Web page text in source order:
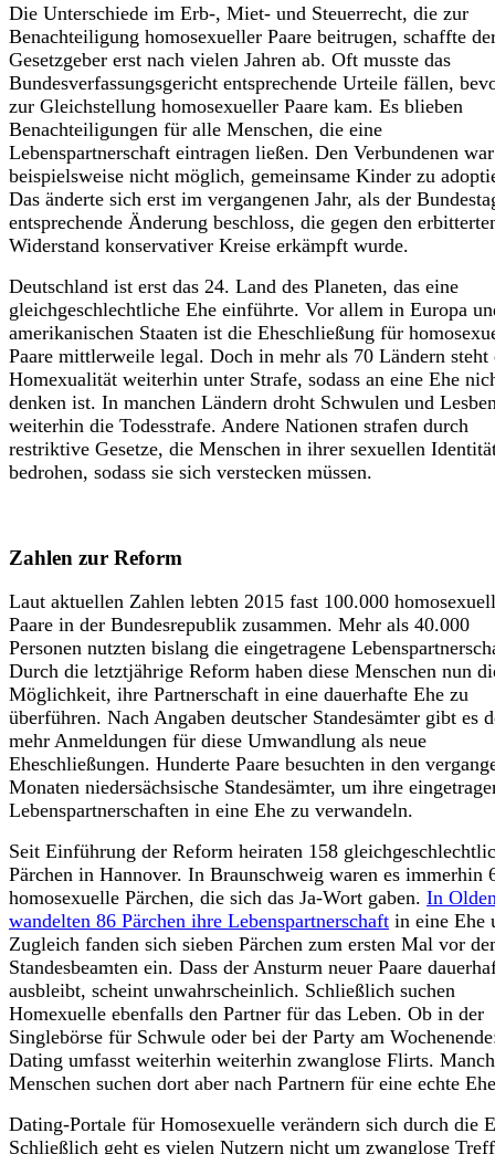
Die Unterschiede im Erb-, Miet- und Steuerrecht, die zur
Benachteiligung homosexueller Paare beitrugen, schaffte
Gesetzgeber erst nach vielen Jahren ab. Oft musste das
Bundesverfassungsgericht entsprechende Urteile fällen,
zur Gleichstellung homosexueller Paare kam. Es blieben
Benachteiligungen für alle Menschen, die eine
Lebenspartnerschaft eintragen ließen. Den Verbundenen
beispielsweise nicht möglich, gemeinsame Kinder zu
Das änderte sich erst im vergangenen Jahr, als der
entsprechende Änderung beschloss, die gegen den
Widerstand konservativer Kreise erkämpft wurde.
Deutschland ist erst das 24. Land des Planeten, das eine
gleichgeschlechtliche Ehe einführte. Vor allem in Europa
amerikanischen Staaten ist die Eheschließung für
Paare mittlerweile legal. Doch in mehr als 70 Ländern steht
Homexualität weiterhin unter Strafe, sodass an eine Ehe
denken ist. In manchen Ländern droht Schwulen und
weiterhin die Todesstrafe. Andere Nationen strafen durch
restriktive Gesetze, die Menschen in ihrer sexuellen
bedrohen, sodass sie sich verstecken müssen.
Zahlen zur Reform
Laut aktuellen Zahlen lebten 2015 fast 100.000
Paare in der Bundesrepublik zusammen. Mehr als 40.000
Personen nutzten bislang die eingetragene
Durch die letztjährige Reform haben diese Menschen nun
Möglichkeit, ihre Partnerschaft in eine dauerhafte Ehe zu
überführen. Nach Angaben deutscher Standesämter gibt es
mehr Anmeldungen für diese Umwandlung als neue
Eheschließungen. Hunderte Paare besuchten in den
Monaten niedersächsische Standesämter, um ihre
Lebenspartnerschaften in eine Ehe zu verwandeln.
Seit Einführung der Reform heiraten 158
Pärchen in Hannover. In Braunschweig waren es immerhin
homosexuelle Pärchen, die sich das Ja-Wort gaben. In
wandelten 86 Pärchen ihre Lebenspartnerschaft in eine Ehe
Zugleich fanden sich sieben Pärchen zum ersten Mal vor
Standesbeamten ein. Dass der Ansturm neuer Paare
ausbleibt, scheint unwahrscheinlich. Schließlich suchen
Homexuelle ebenfalls den Partner für das Leben. Ob in der
Singlebörse für Schwule oder bei der Party am
Dating umfasst weiterhin weiterhin zwanglose Flirts.
Menschen suchen dort aber nach Partnern für eine echte
Dating-Portale für Homosexuelle verändern sich durch die
Schließlich geht es vielen Nutzern nicht um zwanglose